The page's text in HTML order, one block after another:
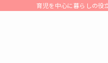
育児を中心に暮らしの役